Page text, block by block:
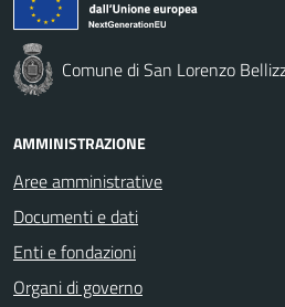
Comune di San Lorenzo
AMMINISTRAZIONE
Aree amministrative
Documenti e dati
Enti e fondazioni
Organi di governo